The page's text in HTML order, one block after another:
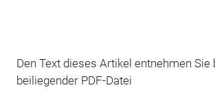
Den Text dieses Artikel entnehmen Sie
beiliegender PDF-Datei